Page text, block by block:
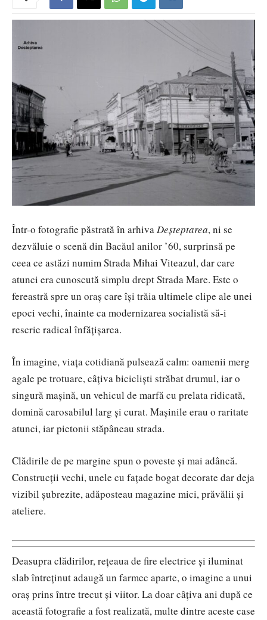
Într-o fotografie păstrată în arhivaDeșteptarea, ni se
dezvăluie o scenă din Bacăul anilor ’60, surprinsă pe
ceea ce astăzi numim Strada Mihai Viteazul, dar care
atunci era cunoscută simplu drept Strada Mare. Este o
fereastră spre un oraș care își trăia ultimele clipe ale unei
epoci vechi, înainte ca modernizarea socialistă să-i
rescrie radical înfățișarea.
În imagine, viața cotidiană pulsează calm: oamenii merg
agale pe trotuare, câțiva bicicliști străbat drumul, iar o
singură mașină, un vehicul de marfă cu prelata ridicată,
domină carosabilul larg și curat. Mașinile erau o raritate
atunci, iar pietonii stăpâneau strada.
Clădirile de pe margine spun o poveste și mai adâncă.
Construcții vechi, unele cu fațade bogat decorate dar deja
vizibil șubrezite, adăposteau magazine mici, prăvălii și
ateliere.
Deasupra clădirilor, rețeaua de fire electrice și iluminat
slab întreținut adaugă un farmec aparte, o imagine a unui
oraș prins între trecut și viitor. La doar câțiva ani după ce
această fotografie a fost realizată, multe dintre aceste case